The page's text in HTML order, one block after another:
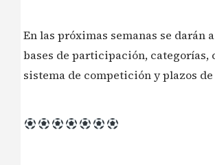
En las próximas semanas se darán
bases de participación, categorías,
sistema de competición y plazos